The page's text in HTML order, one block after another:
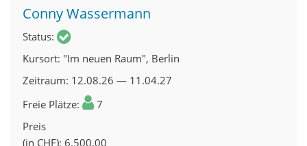
Conny Wassermann
Status
Kursort "Im neuen Raum", Berlin
Zeitraum 12.08.26 — 11.04.27
Freie Plätze
7
Preis
(in CHF) 6.500,00